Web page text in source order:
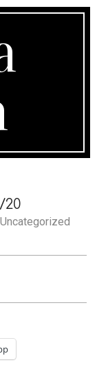
Uncategorized